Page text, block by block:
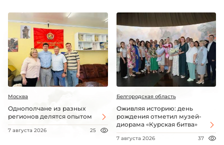
Москва
Однополчане из разных
регионов делятся опытом
7 августа 2026 25
Белгородская область
Оживляя историю: день
рождения отметил музей-
диорама «Курская битва»
7 августа 2026 37